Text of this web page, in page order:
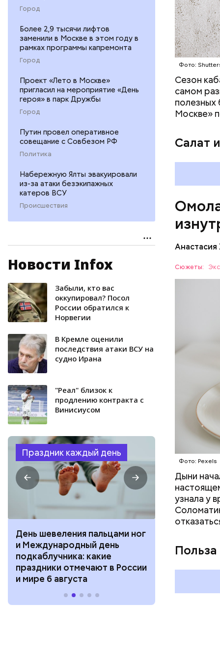
Город
Более 2,9 тысячи лифтов
заменили в Москве в этом году в
рамках программы капремонта
Город
Проект «Лето в Москве»
пригласил на мероприятие «День
героя» в парк Дружбы
Город
Путин провел оперативное
совещание с Совбезом РФ
Политика
Набережную Ялты эвакуировали
из-за атаки безэкипажных
катеров ВСУ
Происшествия
Новости Infox
Забыли, кто вас
оккупировал? Посол
России обратился к
Норвегии
В Кремле оценили
последствия атаки ВСУ на
судно Ирана
"Реал" близок к
продлению контракта с
Винисиусом
Праздник каждый день
День шевеления пальцами ног
и Международный день
подкаблучника: какие
праздники отмечают в России
и мире 6 августа
горизонта и
курсанта:
отмечают в
Фото:
Сезон
самом
полезных
Москве»
Салат
Сюжеты:
Фото: Pexels
Дыни
узнала у
Дыня
кожи;
плода.
ряда
лютеин
наше
калий